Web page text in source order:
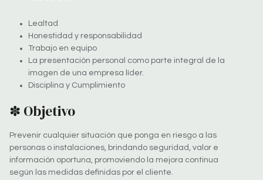
Lealtad
Honestidad y responsabilidad
Trabajo en equipo
La presentación personal como parte integral de la
imagen de una empresa líder.
Disciplina y Cumplimiento
✽ Objetivo
Prevenir cualquier situación que ponga en riesgo a las
personas o instalaciones, brindando seguridad, valor e
información oportuna, promoviendo la mejora continua
según las medidas definidas por el cliente.